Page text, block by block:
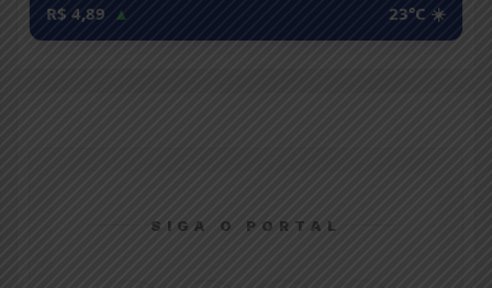
R$ 4,89 ▲ 23°C ☀️
SIGA O PORTAL